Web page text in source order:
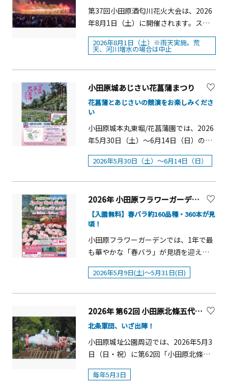
ェ台を彩ります。また、おひとり様お
ひとつ限定でご提供する「恐竜のパフ
ェ」は、メロンゼリーやムース、ジャ
ージーミルクのアイスクリームに恐竜
型クッキーを添えた、見た目にも楽し
んで・味わうスイーツビュッフェをお
楽しみください。 &nbsp; 「恐竜ワール
ド ダイナソー スイーツビュッフェ」
開催概要 ■期間：6月6日（土）～9月
27日（日）※土・日・祝日のみ。 ■時
本館棟1階 「ザ・ロビーラウンジ」 ■
付き） （税サ
込）
■予約：
ホテル公式ホームページまたは電話※
メニューや料金、開催期間等は予告な
トン小田原リゾート＆スパについて】
の連なる山々と豊潤な海に囲まれた歴
史ある城下町「小田原」に位置し、都
約2時間と日本の二大ビジネス都市にも
アクセスしやすいロケーションです。
四季折々の自然が楽しめる広大な敷地
には、相模湾を一望するオーシャンビ
第37回小田原酒匂川花火大会は、2026
年8月1日（土）に開催されます。スト
ーリーを取り入れた花火と演出(ナイア
ガラ花火、ミュージック演出、生太鼓
ァウンテン、レーザービーム)が夜空を
彩ります。注目は、高さ30m、全長
楽をシンクロさせたスターマインが打
広げます。また、有料観覧席も販売
中。ご家族や友人と楽しめる、人数に
合わせた席タイプを多数ご用意してお
り、間近で音楽花火や特殊演出を楽し
めます。 第37回
小田原酒匂川花火大会概要■開&nbsp;
催 日 ：2026年8月1日（土） ※雨天実
施。荒天、河川増水の場合は中止。予
備日なし。■時&nbsp; &nbsp; &nbsp;
&nbsp;間 ：19：10～20：10■会
&nbsp; 場 ： 酒匂川スポーツ広場(小田
原市寿町５-22)■観&nbsp; 覧&nbsp;
料：一般観覧場は無料／有料席3500円
～■主&nbsp; &nbsp; &nbsp; &nbsp;
覧席についてはこちら （6月16日10：
00~販売開始）売り切れ次第販売終了
2026年8月1日（土）※雨天実施。荒
天、河川増水の場合は中止
小田原城あじさい花菖蒲まつり
花菖蒲とあじさいの競演をお楽しみくださ
い
小田原城本丸東堀/花菖蒲園では、2026
年5月30日（土）～6月14日（日）の期
間、「小田原城あじさい花菖蒲まつ
り」を開催します。６月になると約
株）と併せてお楽しみいただけます。
開花時期：花菖蒲 &nbsp; ５月下旬～
6月中旬、あじさい&nbsp; &nbsp;6月
上旬～7月上旬概要■開催期間：2026年
５月30日（土）～6月14日（日）■場
田原城址公園内）■入場料：無料■主
いと花菖蒲の花育成資金として募金箱
を設置しています。美しい花々を咲か
城天守閣の開館時間延長】開催期間中
の土日のみ 17：00~18：00
2026年5月30日（土）～6月14日（日）
2026年 小田原フラワーガーデン「春のローズフェスタ」
【入園無料】春バラ約160品種・360本が見
頃！
小田原フラワーガーデンでは、1年で最
も華やかな「春バラ」が見頃を迎える
時期に、「春のローズフェスタ」を開
催します。 約160品種360本の色彩豊か
ボリュームで華やかな景観が楽しめま
す。 期間中はバラにまつわるクラフト
体験や音楽イベント等が盛りだくさん
です。 開花状況：5/11現在全体的に7分
要■期間： 2026年5月9日（土）～5月
2026年5月9日(土)～5月31日(日)
2026年 第62回 小田原北條五代祭り
北条軍団、いざ出陣！
小田原城址公園周辺では、2026年5月3
日（日・祝）に第62回「小田原北條五
代祭り」が開催されます。骨肉争う戦
国時代にあって、五代約100年にわたり
毎年5月3日